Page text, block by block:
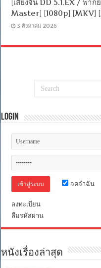
[เสียงจีน DD 5.1.EX / พา
Master] [1080p] [MKV]
3 สิงหาคม 2026
Login
จดจำฉัน
ลงทะเบียน
ลืมรหัสผ่าน
หนังเรื่องล่าสุด